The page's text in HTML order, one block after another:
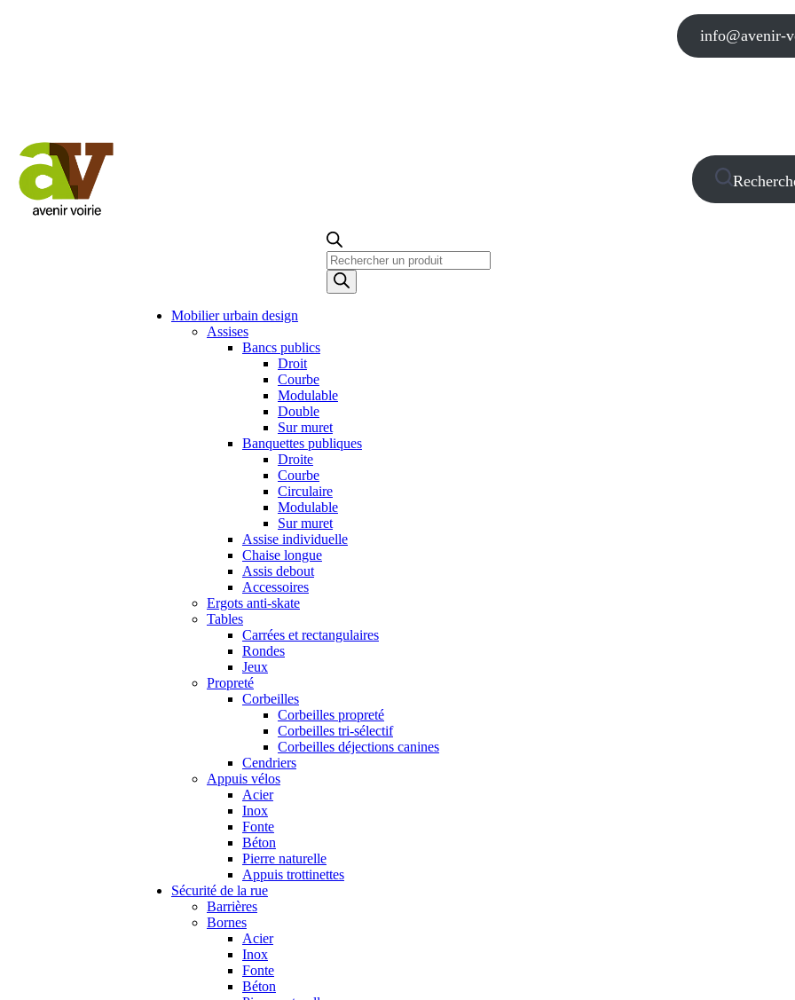
info@avenir-
Recherche
de
produits
Mobilier urbain design
Assises
Bancs publics
Droit
Courbe
Modulable
Double
Sur muret
Banquettes publiques
Droite
Courbe
Circulaire
Modulable
Sur muret
Assise individuelle
Chaise longue
Assis debout
Accessoires
Ergots anti-skate
Tables
Carrées et rectangulaires
Rondes
Jeux
Propreté
Corbeilles
Corbeilles propreté
Corbeilles tri-sélectif
Corbeilles déjections canines
Cendriers
Appuis vélos
Acier
Inox
Fonte
Béton
Pierre naturelle
Appuis trottinettes
Sécurité de la rue
Barrières
Bornes
Acier
Inox
Fonte
Béton